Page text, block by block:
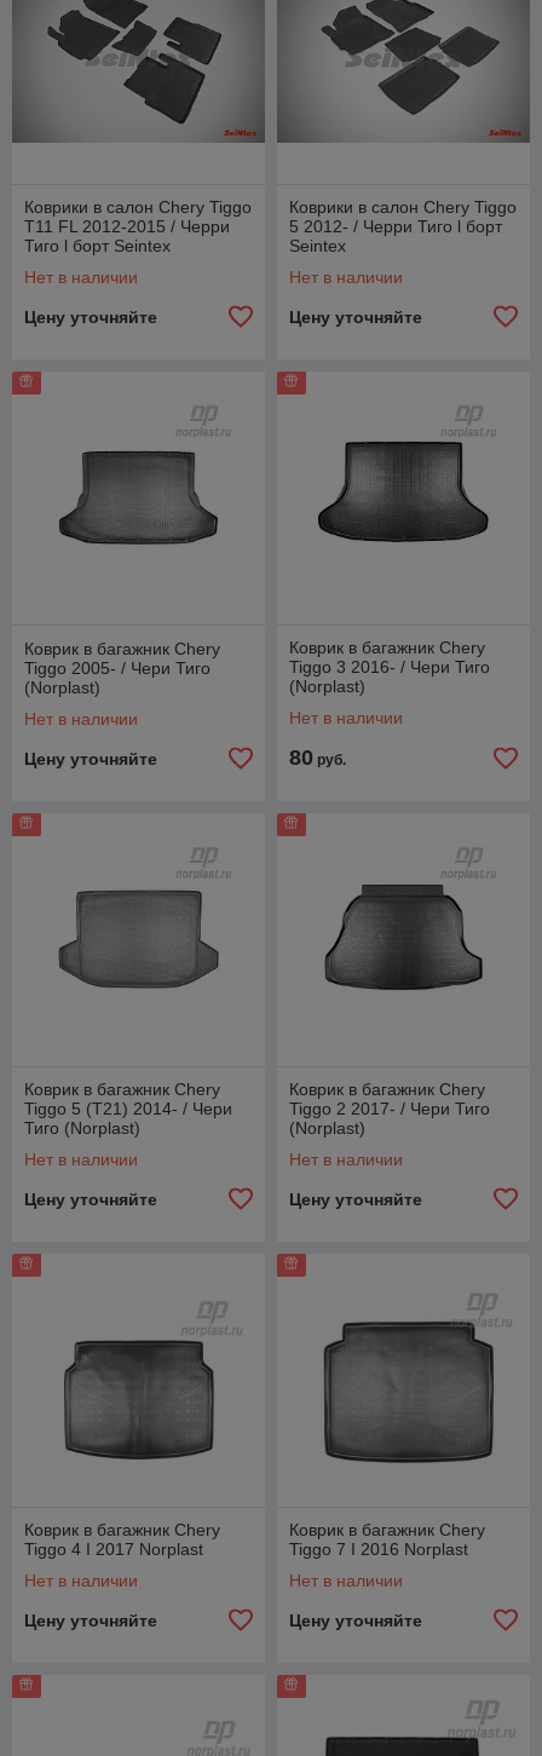
Коврики в салон Chery Tiggo
T11 FL 2012-2015 / Черри
Тиго l борт Seintex
Нет в наличии
Цену уточняйте
Коврики в салон Chery Tiggo
5 2012- / Черри Тиго l борт
Seintex
Нет в наличии
Цену уточняйте
Коврик в багажник Chery
Tiggo 2005- / Чери Тиго
(Norplast)
Нет в наличии
Цену уточняйте
Коврик в багажник Chery
Tiggo 3 2016- / Чери Тиго
(Norplast)
Нет в наличии
80 руб.
Коврик в багажник Chery
Tiggo 5 (T21) 2014- / Чери
Тиго (Norplast)
Нет в наличии
Цену уточняйте
Коврик в багажник Chery
Tiggo 2 2017- / Чери Тиго
(Norplast)
Нет в наличии
Цену уточняйте
Коврик в багажник Chery
Tiggo 4 I 2017 Norplast
Нет в наличии
Цену уточняйте
Коврик в багажник Chery
Tiggo 7 I 2016 Norplast
Нет в наличии
Цену уточняйте